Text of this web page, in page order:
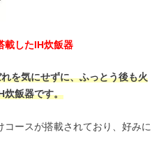
載したIH炊飯器
を気にせずに、ふっとう後も火
炊飯器です。
ースが搭載されており、好みに